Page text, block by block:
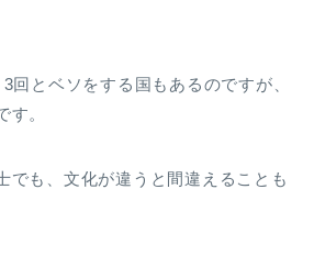
回とベソをする国もあるのですが、
す。
でも、文化が違うと間違えることも